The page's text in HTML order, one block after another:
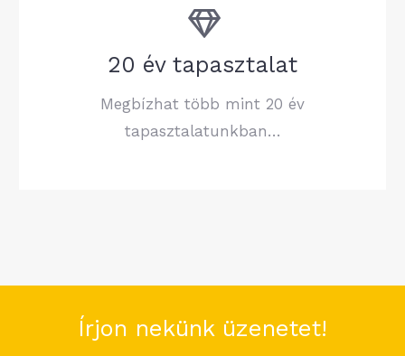
20 év tapasztalat
Megbízhat több mint 20 év
tapasztalatunkban…
Írjon nekünk üzenetet!